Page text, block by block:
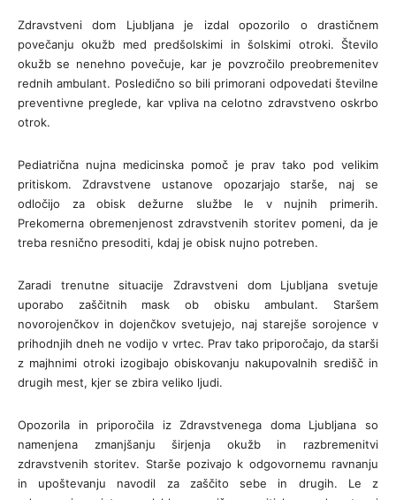
Zdravstveni dom Ljubljana je izdal opozorilo o drastičnem
povečanju okužb med predšolskimi in šolskimi otroki. Število
okužb se nenehno povečuje, kar je povzročilo preobremenitev
rednih ambulant. Posledično so bili primorani odpovedati številne
preventivne preglede, kar vpliva na celotno zdravstveno oskrbo
otrok.
Pediatrična nujna medicinska pomoč je prav tako pod velikim
pritiskom. Zdravstvene ustanove opozarjajo starše, naj se
odločijo za obisk dežurne službe le v nujnih primerih.
Prekomerna obremenjenost zdravstvenih storitev pomeni, da je
treba resnično presoditi, kdaj je obisk nujno potreben.
Zaradi trenutne situacije Zdravstveni dom Ljubljana svetuje
uporabo zaščitnih mask ob obisku ambulant. Staršem
novorojenčkov in dojenčkov svetujejo, naj starejše sorojence v
prihodnjih dneh ne vodijo v vrtec. Prav tako priporočajo, da starši
z majhnimi otroki izogibajo obiskovanju nakupovalnih središč in
drugih mest, kjer se zbira veliko ljudi.
Opozorila in priporočila iz Zdravstvenega doma Ljubljana so
namenjena zmanjšanju širjenja okužb in razbremenitvi
zdravstvenih storitev. Starše pozivajo k odgovornemu ravnanju
in upoštevanju navodil za zaščito sebe in drugih. Le z